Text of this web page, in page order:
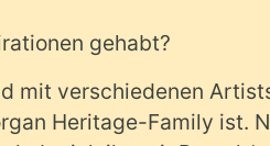
gehabt?
mit verschiedenen
Heritage-Family ist.